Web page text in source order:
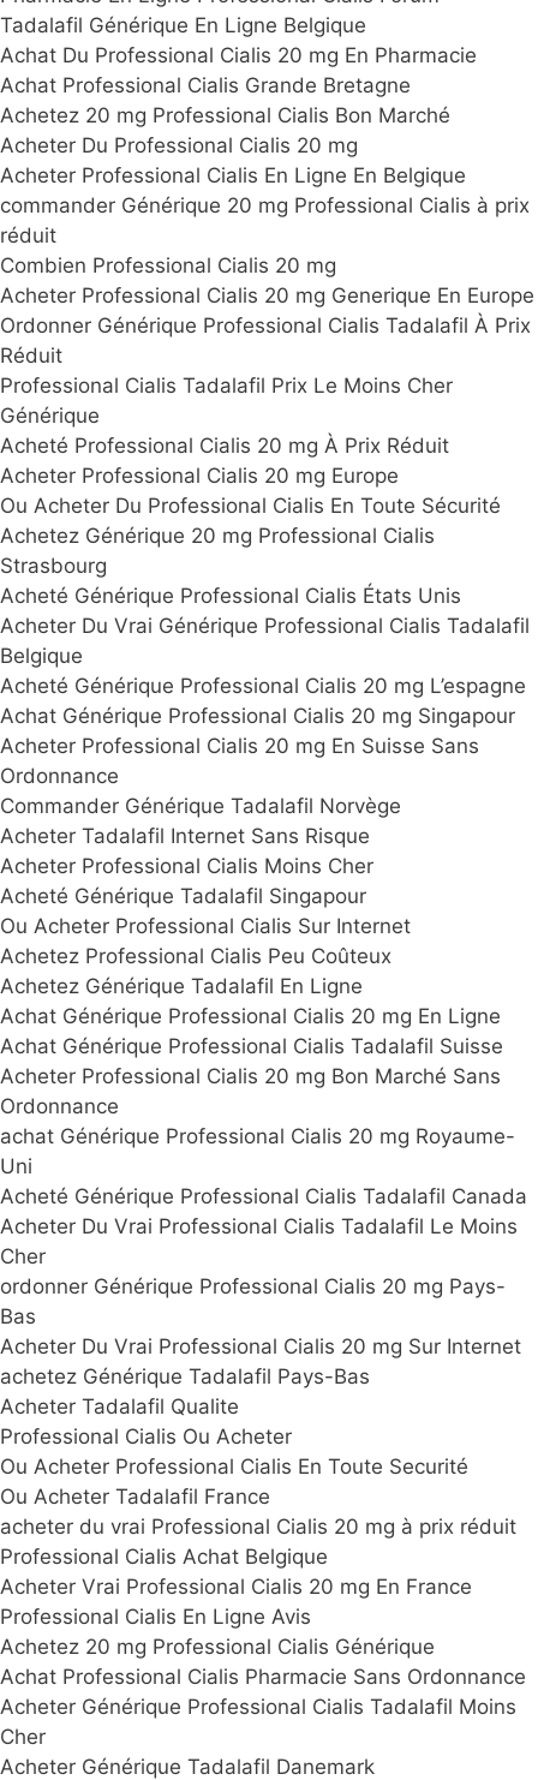
Tadalafil Générique En Ligne Belgique
Achat Du Professional Cialis 20 mg En Pharmacie
Achat Professional Cialis Grande Bretagne
Achetez 20 mg Professional Cialis Bon Marché
Acheter Du Professional Cialis 20 mg
Acheter Professional Cialis En Ligne En Belgique
commander Générique 20 mg Professional Cialis à prix
réduit
Combien Professional Cialis 20 mg
Acheter Professional Cialis 20 mg Generique En Europe
Ordonner Générique Professional Cialis Tadalafil À Prix
Réduit
Professional Cialis Tadalafil Prix Le Moins Cher
Générique
Acheté Professional Cialis 20 mg À Prix Réduit
Acheter Professional Cialis 20 mg Europe
Ou Acheter Du Professional Cialis En Toute Sécurité
Achetez Générique 20 mg Professional Cialis
Strasbourg
Acheté Générique Professional Cialis États Unis
Acheter Du Vrai Générique Professional Cialis Tadalafil
Belgique
Acheté Générique Professional Cialis 20 mg L’espagne
Achat Générique Professional Cialis 20 mg Singapour
Acheter Professional Cialis 20 mg En Suisse Sans
Ordonnance
Commander Générique Tadalafil Norvège
Acheter Tadalafil Internet Sans Risque
Acheter Professional Cialis Moins Cher
Acheté Générique Tadalafil Singapour
Ou Acheter Professional Cialis Sur Internet
Achetez Professional Cialis Peu Coûteux
Achetez Générique Tadalafil En Ligne
Achat Générique Professional Cialis 20 mg En Ligne
Achat Générique Professional Cialis Tadalafil Suisse
Acheter Professional Cialis 20 mg Bon Marché Sans
Ordonnance
achat Générique Professional Cialis 20 mg Royaume-
Uni
Acheté Générique Professional Cialis Tadalafil Canada
Acheter Du Vrai Professional Cialis Tadalafil Le Moins
Cher
ordonner Générique Professional Cialis 20 mg Pays-
Bas
Acheter Du Vrai Professional Cialis 20 mg Sur Internet
achetez Générique Tadalafil Pays-Bas
Acheter Tadalafil Qualite
Professional Cialis Ou Acheter
Ou Acheter Professional Cialis En Toute Securité
Ou Acheter Tadalafil France
acheter du vrai Professional Cialis 20 mg à prix réduit
Professional Cialis Achat Belgique
Acheter Vrai Professional Cialis 20 mg En France
Professional Cialis En Ligne Avis
Achetez 20 mg Professional Cialis Générique
Achat Professional Cialis Pharmacie Sans Ordonnance
Acheter Générique Professional Cialis Tadalafil Moins
Cher
Acheter Générique Tadalafil Danemark